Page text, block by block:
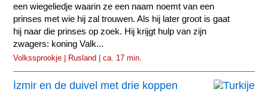
een wiegeliedje waarin ze een naam noemt van een
prinses met wie hij zal trouwen. Als hij later groot is gaat
hij naar die prinses op zoek. Hij krijgt hulp van zijn
zwagers: koning Valk...
Volkssprookje | Rusland | ca. 17 min.
İzmir en de duivel met drie koppen